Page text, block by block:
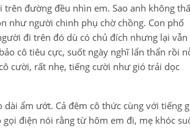
đường đều nhìn em. Sao anh không
như người chinh phụ chờ chồng. Con phố
đi trên đó dù có chủ đích nhưng lại vẫn
cô tiêu cực, suốt ngày nghĩ lẩn thẩn rồi
cười, rất nhẹ, tiếng cười như gió trải dọc
ẩm ướt. Cả đêm cô thức cùng với tiếng
điện nói rằng từ hôm em đi, mẹ khóc